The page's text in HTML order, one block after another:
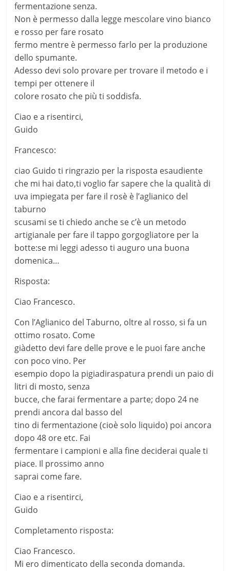
fermentazione senza.
Non è permesso dalla legge mescolare vino bianco
e rosso per fare rosato
fermo mentre è permesso farlo per la produzione
dello spumante.
Adesso devi solo provare per trovare il metodo e i
tempi per ottenere il
colore rosato che più ti soddisfa.
Ciao e a risentirci,
Guido
Francesco:
ciao Guido ti ringrazio per la risposta esaudiente
che mi hai dato,ti voglio far sapere che la qualità di
uva impiegata per fare il rosè è l’aglianico del
taburno
scusami se ti chiedo anche se c’è un metodo
artigianale per fare il tappo gorgogliatore per la
botte:se mi leggi adesso ti auguro una buona
domenica…
Risposta:
Ciao Francesco.
Con l’Aglianico del Taburno, oltre al rosso, si fa un
ottimo rosato. Come
giàdetto devi fare delle prove e le puoi fare anche
con poco vino. Per
esempio dopo la pigiadiraspatura prendi un paio di
litri di mosto, senza
bucce, che farai fermentare a parte; dopo 24 ne
prendi ancora dal basso del
tino di fermentazione (cioè solo liquido) poi ancora
dopo 48 ore etc. Fai
fermentare i campioni e alla fine deciderai quale ti
piace. Il prossimo anno
saprai come fare.
Ciao e a risentirci,
Guido
Completamento risposta:
Ciao Francesco.
Mi ero dimenticato della seconda domanda.